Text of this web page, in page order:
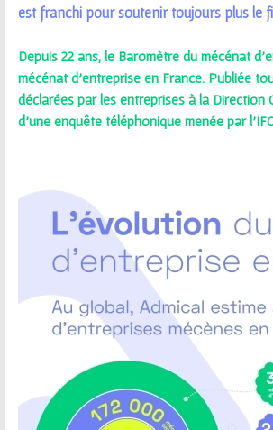
est franchi pour soutenir toujours plus le
Depuis 22 ans, le Baromètre du mécénat
mécénat d'entreprise en France. Publiée
déclarées par les entreprises à la Direction
d’une enquête téléphonique menée par